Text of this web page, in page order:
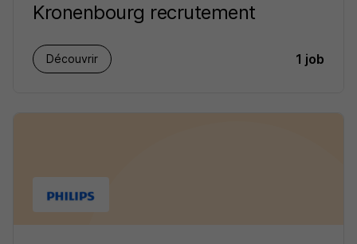
Kronenbourg recrutement
Découvrir 1 job